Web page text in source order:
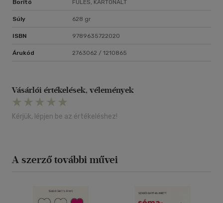
Borító FÜLES, KARTONÁLT
Súly 628 gr
ISBN 9789635722020
Árukód 2763062 / 1210865
Vásárlói értékelések, vélemények
Kérjük, lépjen be az értékeléshez!
A szerző további művei